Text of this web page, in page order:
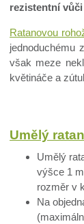
rezistentní
Ratanovou
jednoduchému
však meze
květináče a
Umělý
Umělý
výšce 1
rozměr v
Na